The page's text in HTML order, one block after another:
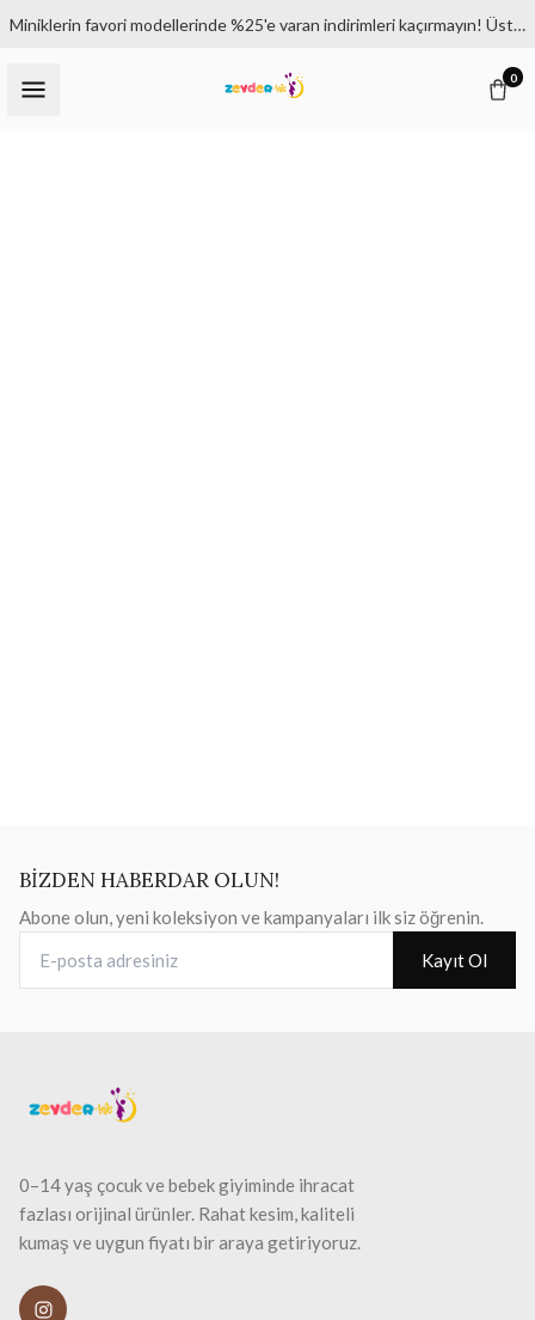
Miniklerin favori modellerinde %25'e varan indirimleri kaçırmayın! Üstelik 1500₺ ve üzeri siparişlerde kargo bedava.
0
BİZDEN HABERDAR OLUN!
Abone olun, yeni koleksiyon ve kampanyaları ilk siz öğrenin.
Kayıt Ol
0–14 yaş çocuk ve bebek giyiminde ihracat
fazlası orijinal ürünler. Rahat kesim, kaliteli
kumaş ve uygun fiyatı bir araya getiriyoruz.